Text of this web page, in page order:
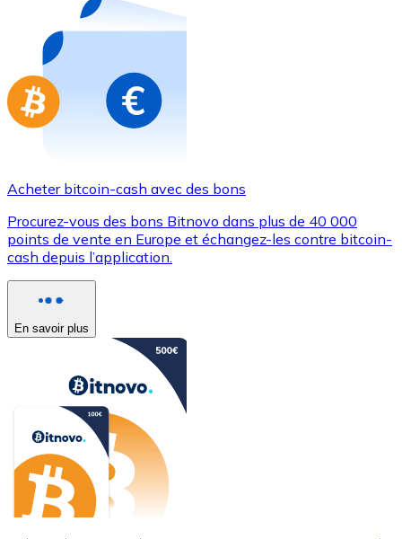
Achetez des cartes-cadeaux de vos marques
Aller à la boutique de cartes-cadeaux
Acheter bitcoin-cash avec des bons
Procurez-vous des bons Bitnovo dans plus de 40 000
points de vente en Europe et échangez-les contre bitcoin-
cash depuis l’application.
En savoir plus